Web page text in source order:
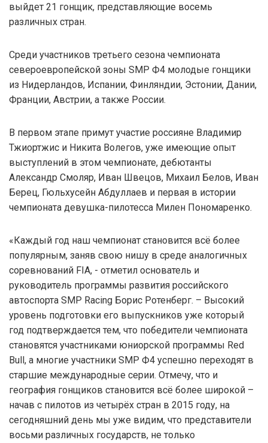
выйдет 21 гонщик, представляющие восемь
различных стран.
Среди участников третьего сезона чемпионата
североевропейской зоны SMP Ф4 молодые гонщики
из Нидерландов, Испании, Финляндии, Эстонии, Дании,
Франции, Австрии, а также России.
В первом этапе примут участие россияне Владимир
Тжиортжис и Никита Волегов, уже имеющие опыт
выступлений в этом чемпионате, дебютанты
Александр Смоляр, Иван Швецов, Михаил Белов, Иван
Берец, Гюльхусейн Абдуллаев и первая в истории
чемпионата девушка-пилотесса Милен Пономаренко.
«Каждый год наш чемпионат становится всё более
популярным, заняв свою нишу в среде аналогичных
соревнований FIA, - отметил основатель и
руководитель программы развития российского
автоспорта SMP Racing Борис Ротенберг. – Высокий
уровень подготовки его выпускников уже который
год подтверждается тем, что победители чемпионата
становятся участниками юниорской программы Red
Bull, а многие участники SMP Ф4 успешно переходят в
старшие международные серии. Отмечу, что и
география гонщиков становится всё более широкой –
начав с пилотов из четырёх стран в 2015 году, на
сегодняшний день мы уже видим, что представители
восьми различных государств, не только